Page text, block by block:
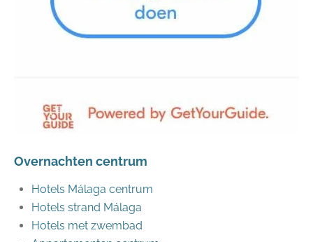
Overnachten centrum
Hotels Málaga centrum
Hotels strand Málaga
Hotels met zwembad